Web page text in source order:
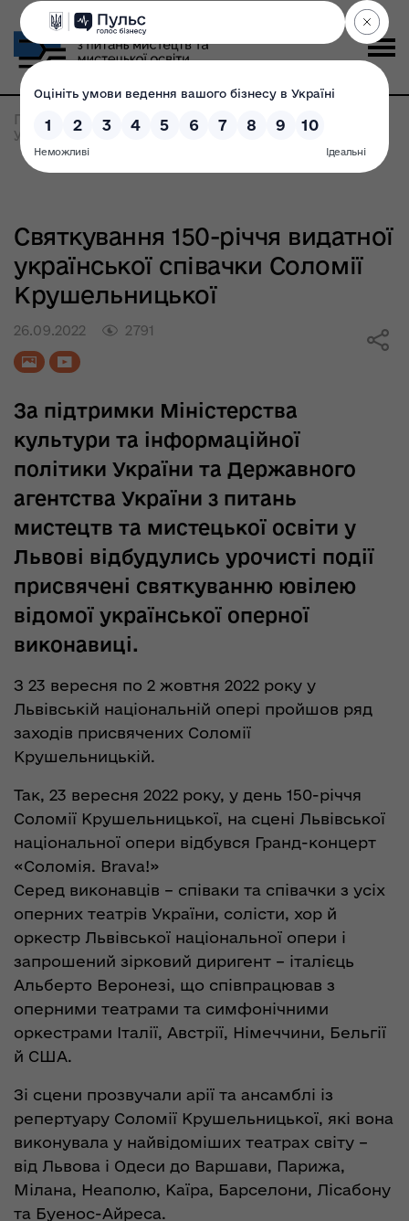
Головна
Святкування 150-річчя видатної
української співачки Соломії Крушельницької
Святкування 150-річчя видатної
української співачки Соломії
Крушельницької
26.09.2022 2791
За підтримки Міністерства
культури та інформаційної
політики України та Державного
агентства України з питань
мистецтв та мистецької освіти у
Львові відбудулись урочисті події
присвячені святкуванню ювілею
відомої української оперної
виконавиці.
З 23 вересня по 2 жовтня 2022 року у
Львівській національній опері пройшов ряд
заходів присвячених Соломії
Крушельницькій.
Так, 23 вересня 2022 року, у день 150-річчя
Соломії Крушельницької, на сцені Львівської
національної опери відбувся Гранд-концерт
«Соломія. Brava!»
Серед виконавців – співаки та співачки з усіх
оперних театрів України, солісти, хор й
оркестр Львівської національної опери і
запрошений зірковий диригент – італієць
Альберто Веронезі, що співпрацював з
оперними театрами та симфонічними
оркестрами Італії, Австрії, Німеччини, Бельгії
й США.
Зі сцени прозвучали арії та ансамблі із
репертуару Соломії Крушельницької, які вона
виконувала у найвідоміших театрах світу –
від Львова і Одеси до Варшави, Парижа,
Мілана, Неаполю, Каїра, Барселони, Лісабону
та Буенос-Айреса.